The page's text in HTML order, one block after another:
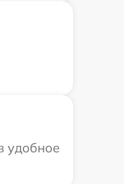
удобное